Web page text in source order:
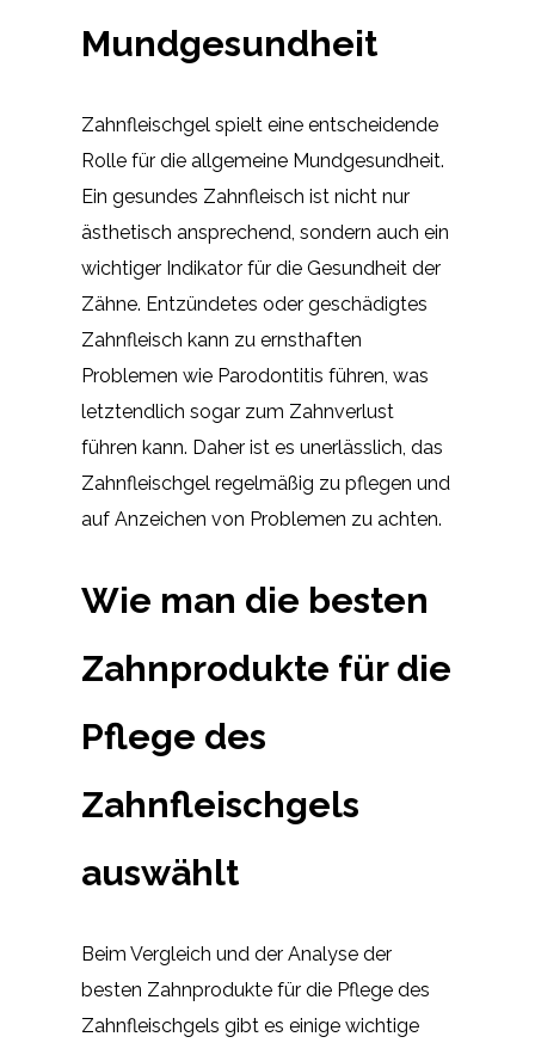
Mundgesundheit
Zahnfleischgel spielt eine entscheidende
Rolle für die allgemeine Mundgesundheit.
Ein gesundes Zahnfleisch ist nicht nur
ästhetisch ansprechend, sondern auch ein
wichtiger Indikator für die Gesundheit der
Zähne. Entzündetes oder geschädigtes
Zahnfleisch kann zu ernsthaften
Problemen wie Parodontitis führen, was
letztendlich sogar zum Zahnverlust
führen kann. Daher ist es unerlässlich, das
Zahnfleischgel regelmäßig zu pflegen und
auf Anzeichen von Problemen zu achten.
Wie man die besten
Zahnprodukte für die
Pflege des
Zahnfleischgels
auswählt
Beim Vergleich und der Analyse der
besten Zahnprodukte für die Pflege des
Zahnfleischgels gibt es einige wichtige